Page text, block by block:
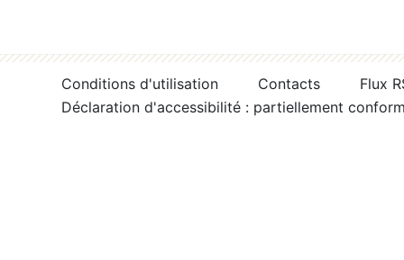
Conditions d'utilisation Contacts
Flux
Déclaration d'accessibilité : partiellement